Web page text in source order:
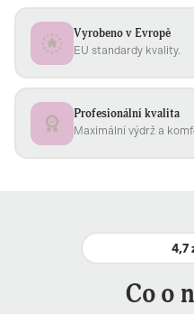
Vyrobeno v Evropě
EU standardy kvality.
Profesionální kvalita
Maximální výdrž a
4,7
Co o